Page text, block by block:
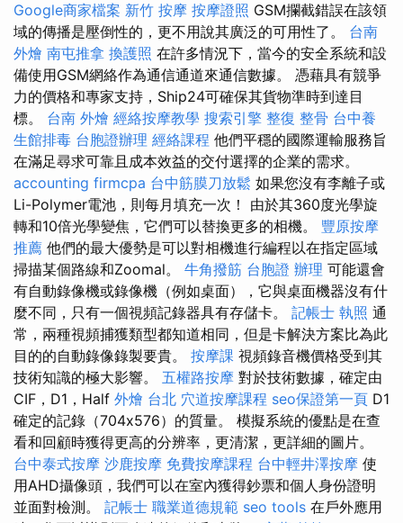
Google商家檔案 新竹 按摩 按摩證照 GSM攔截錯誤在該領
域的傳播是壓倒性的，更不用說其廣泛的可用性了。 台南
外燴 南屯推拿 換護照 在許多情況下，當今的安全系統和設
備使用GSM網絡作為通信通道來通信數據。 憑藉具有競爭
力的價格和專家支持，Ship24可確保其貨物準時到達目
標。 台南 外燴 經絡按摩教學 搜索引擎 整復 整骨 台中養
生館排毒 台胞證辦理 經絡課程 他們平穩的國際運輸服務旨
在滿足尋求可靠且成本效益的交付選擇的企業的需求。
accounting firmcpa 台中筋膜刀放鬆 如果您沒有李離子或
Li-Polymer電池，則每月填充一次！ 由於其360度光學旋
轉和10倍光學變焦，它們可以替換更多的相機。 豐原按摩
推薦 他們的最大優勢是可以對相機進行編程以在指定區域
掃描某個路線和Zoomal。 牛角撥筋 台胞證 辦理 可能還會
有自動錄像機或錄像機（例如桌面），它與桌面機器沒有什
麼不同，只有一個視頻記錄器具有存儲卡。 記帳士 執照 通
常，兩種視頻捕獲類型都知道相同，但是卡解決方案比為此
目的的自動錄像錄製要貴。 按摩課 視頻錄音機價格受到其
技術知識的極大影響。 五權路按摩 對於技術數據，確定由
CIF，D1，Half 外燴 台北 穴道按摩課程 seo保證第一頁 D1
確定的記錄（704x576）的質量。 模擬系統的優點是在查
看和回顧時獲得更高的分辨率，更清潔，更詳細的圖片。
台中泰式按摩 沙鹿按摩 免費按摩課程 台中輕井澤按摩 使
用AHD攝像頭，我們可以在室內獲得鈔票和個人身份證明
並面對檢測。 記帳士 職業道德規範 seo tools 在戶外應用